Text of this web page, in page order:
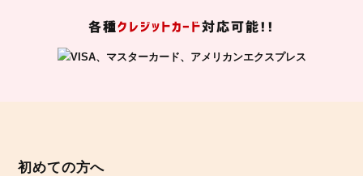
各種クレジットカード対応可能!!
初めての方へ